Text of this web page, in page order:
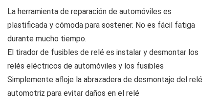
La herramienta de reparación de automóviles es
plastificada y cómoda para sostener. No es fácil fatiga
durante mucho tiempo.
El tirador de fusibles de relé es instalar y desmontar los
relés eléctricos de automóviles y los fusibles
Simplemente afloje la abrazadera de desmontaje del relé
automotriz para evitar daños en el relé